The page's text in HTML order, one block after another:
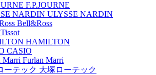
F.P.JOURNE
ULYSSE NARDIN
Bell&Ross
Tissot
HAMILTON
CASIO
Furlan Marri
大塚ローテック